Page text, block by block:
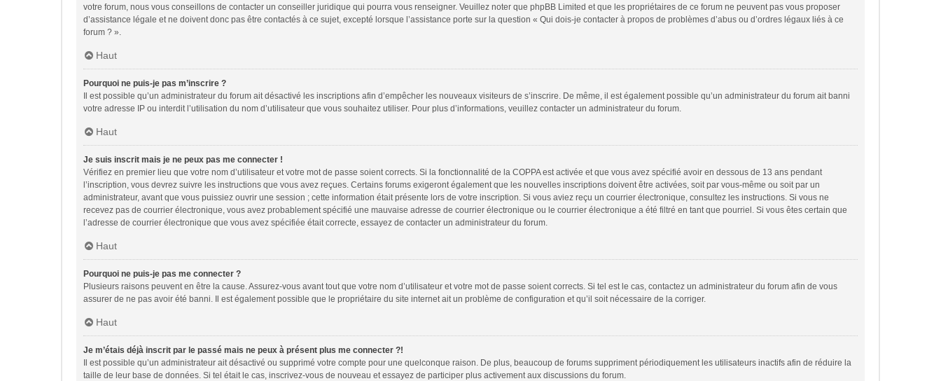
votre forum, nous vous conseillons de contacter un conseiller juridique qui pourra vous renseigner. Veuillez noter que phpBB Limited et que les propriétaires de ce forum ne peuvent pas vous proposer
d’assistance légale et ne doivent donc pas être contactés à ce sujet, excepté lorsque l’assistance porte sur la question « Qui dois-je contacter à propos de problèmes d’abus ou d’ordres légaux liés à ce
forum ? ».
Haut
Pourquoi ne puis-je pas m’inscrire ?
Il est possible qu’un administrateur du forum ait désactivé les inscriptions afin d’empêcher les nouveaux visiteurs de s’inscrire. De même, il est également possible qu’un administrateur du forum ait banni
votre adresse IP ou interdit l’utilisation du nom d’utilisateur que vous souhaitez utiliser. Pour plus d’informations, veuillez contacter un administrateur du forum.
Haut
Je suis inscrit mais je ne peux pas me connecter !
Vérifiez en premier lieu que votre nom d’utilisateur et votre mot de passe soient corrects. Si la fonctionnalité de la COPPA est activée et que vous avez spécifié avoir en dessous de 13 ans pendant
l’inscription, vous devrez suivre les instructions que vous avez reçues. Certains forums exigeront également que les nouvelles inscriptions doivent être activées, soit par vous-même ou soit par un
administrateur, avant que vous puissiez ouvrir une session ; cette information était présente lors de votre inscription. Si vous aviez reçu un courrier électronique, consultez les instructions. Si vous ne
recevez pas de courrier électronique, vous avez probablement spécifié une mauvaise adresse de courrier électronique ou le courrier électronique a été filtré en tant que pourriel. Si vous êtes certain que
l’adresse de courrier électronique que vous avez spécifiée était correcte, essayez de contacter un administrateur du forum.
Haut
Pourquoi ne puis-je pas me connecter ?
Plusieurs raisons peuvent en être la cause. Assurez-vous avant tout que votre nom d’utilisateur et votre mot de passe soient corrects. Si tel est le cas, contactez un administrateur du forum afin de vous
assurer de ne pas avoir été banni. Il est également possible que le propriétaire du site internet ait un problème de configuration et qu’il soit nécessaire de la corriger.
Haut
Je m’étais déjà inscrit par le passé mais ne peux à présent plus me connecter ?!
Il est possible qu’un administrateur ait désactivé ou supprimé votre compte pour une quelconque raison. De plus, beaucoup de forums suppriment périodiquement les utilisateurs inactifs afin de réduire la
taille de leur base de données. Si tel était le cas, inscrivez-vous de nouveau et essayez de participer plus activement aux discussions du forum.